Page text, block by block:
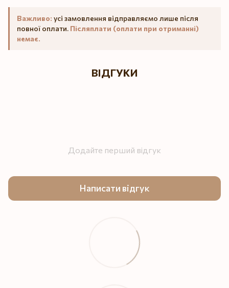
Важливо: усі замовлення відправляємо лише після
повної оплати. Післяплати (оплати при отриманні)
немає.
ВІДГУКИ
Додайте перший відгук
Написати відгук